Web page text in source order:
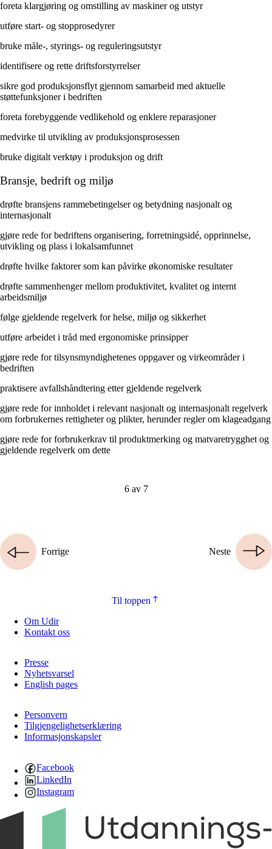
foreta klargjøring og omstilling av maskiner og utstyr
utføre start- og stopprosedyrer
bruke måle-, styrings- og reguleringsutstyr
identifisere og rette driftsforstyrrelser
sikre god produksjonsflyt gjennom samarbeid med aktuelle
støttefunksjoner i bedriften
foreta forebyggende vedlikehold og enklere reparasjoner
medvirke til utvikling av produksjonsprosessen
bruke digitalt verktøy i produksjon og drift
Bransje, bedrift og miljø
drøfte bransjens rammebetingelser og betydning nasjonalt og
internasjonalt
gjøre rede for bedriftens organisering, forretningsidé, opprinnelse,
utvikling og plass i lokalsamfunnet
drøfte hvilke faktorer som kan påvirke økonomiske resultater
drøfte sammenhenger mellom produktivitet, kvalitet og internt
arbeidsmiljø
følge gjeldende regelverk for helse, miljø og sikkerhet
utføre arbeidet i tråd med ergonomiske prinsipper
gjøre rede for tilsynsmyndighetenes oppgaver og virkeområder i
bedriften
praktisere avfallshåndtering etter gjeldende regelverk
gjøre rede for innholdet i relevant nasjonalt og internasjonalt regelverk
om forbrukernes rettigheter og plikter, herunder regler om klageadgang
gjøre rede for forbrukerkrav til produktmerking og matvaretrygghet og
gjeldende regelverk om dette
6 av 7
Neste
Forrige
Til toppen
Om Udir
Kontakt oss
Presse
Nyhetsvarsel
English pages
Personvern
Tilgjengelighetserklæring
Informasjonskapsler
Facebook
LinkedIn
Instagram